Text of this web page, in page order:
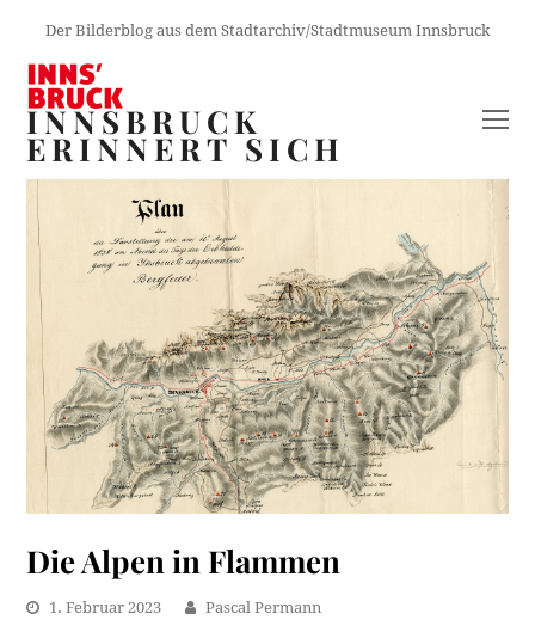
Der Bilderblog aus dem Stadtarchiv/Stadtmuseum Innsbruck
INNSBRUCK
ERINNERT SICH
Die Alpen in Flammen
1. Februar 2023
Pascal Permann